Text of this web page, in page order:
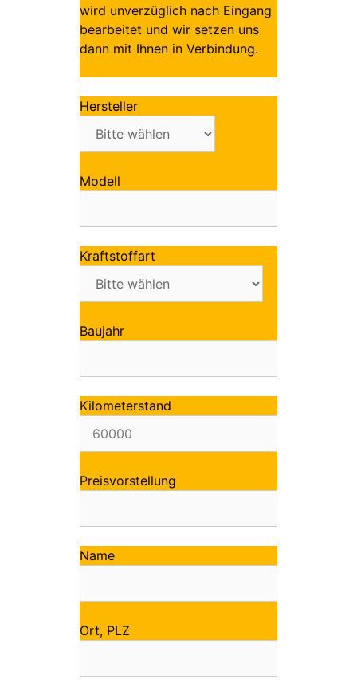
wird unverzüglich nach Eingang
bearbeitet und wir setzen uns
dann mit Ihnen in Verbindung.
Hersteller
Modell
Kraftstoffart
Baujahr
Kilometerstand
Preisvorstellung
Name
Ort, PLZ